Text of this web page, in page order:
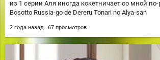
из 1 серии Аля иногда кокетничает со мной
Bosotto Russia-go de Dereru Tonari no Alya-san
2 года назад 67 просмотров